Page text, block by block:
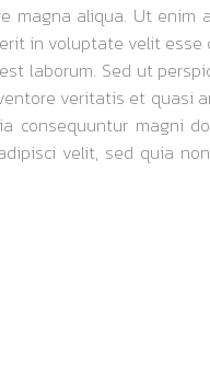
aliqua. Ut enim
in voluptate velit
laborum. Sed ut
veritatis et quasi
consequuntur magni
velit, sed quia